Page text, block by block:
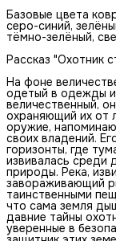
Базовые цвета
серо-синий,
тёмно-зелёный,
Рассказ "Охотник
На фоне
одетый в одежды
величественный,
охраняющий их от
оружие,
своих владений.
горизонты, где
извивалась среди
природы. Река,
завораживающий
таинственными
что сама земля
давние тайны
уверенные в